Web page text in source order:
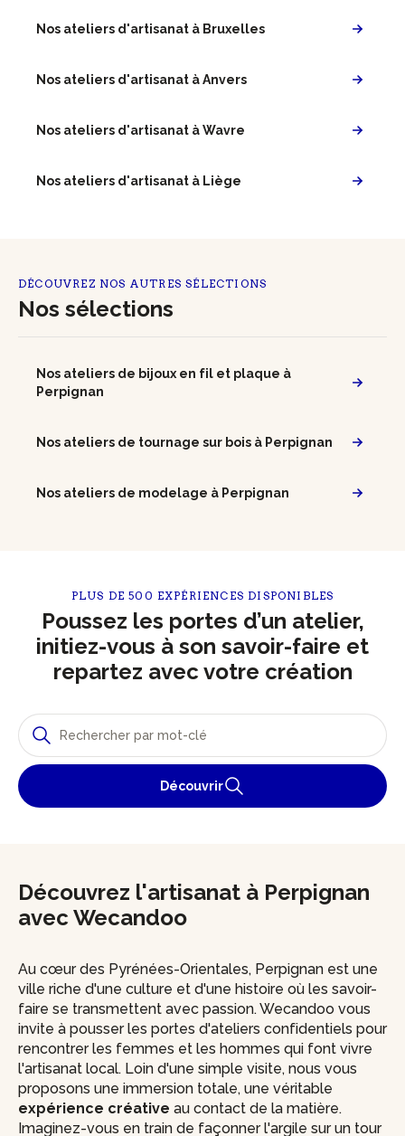
Nos ateliers d'artisanat à Bruxelles
Nos ateliers d'artisanat à Anvers
Nos ateliers d'artisanat à Wavre
Nos ateliers d'artisanat à Liège
DÉCOUVREZ NOS AUTRES SÉLECTIONS
Nos sélections
Nos ateliers de bijoux en fil et plaque à
Perpignan
Nos ateliers de tournage sur bois à Perpignan
Nos ateliers de modelage à Perpignan
PLUS DE 500 EXPÉRIENCES DISPONIBLES
Poussez les portes d’un atelier,
initiez-vous à son savoir-faire et
repartez avec votre création
Découvrir
Découvrez l'artisanat à Perpignan
avec Wecandoo
Au cœur des Pyrénées-Orientales, Perpignan est une
ville riche d'une culture et d'une histoire où les savoir-
faire se transmettent avec passion. Wecandoo vous
invite à pousser les portes d'ateliers confidentiels pour
rencontrer les femmes et les hommes qui font vivre
l'artisanat local. Loin d'une simple visite, nous vous
proposons une immersion totale, une véritable
expérience créative au contact de la matière.
Imaginez-vous en train de façonner l'argile sur un tour